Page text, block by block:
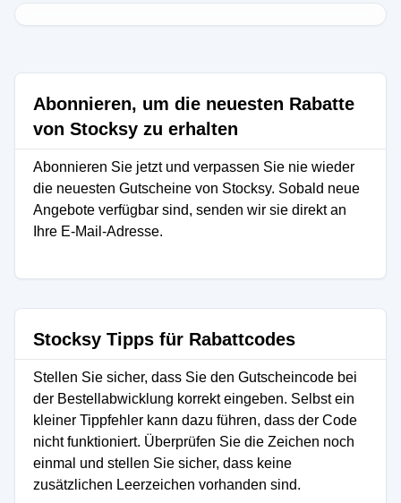
Abonnieren, um die neuesten Rabatte
von Stocksy zu erhalten
Abonnieren Sie jetzt und verpassen Sie nie wieder
die neuesten Gutscheine von Stocksy. Sobald neue
Angebote verfügbar sind, senden wir sie direkt an
Ihre E-Mail-Adresse.
Stocksy Tipps für Rabattcodes
Stellen Sie sicher, dass Sie den Gutscheincode bei
der Bestellabwicklung korrekt eingeben. Selbst ein
kleiner Tippfehler kann dazu führen, dass der Code
nicht funktioniert. Überprüfen Sie die Zeichen noch
einmal und stellen Sie sicher, dass keine
zusätzlichen Leerzeichen vorhanden sind.